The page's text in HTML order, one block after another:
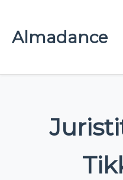
Almadance